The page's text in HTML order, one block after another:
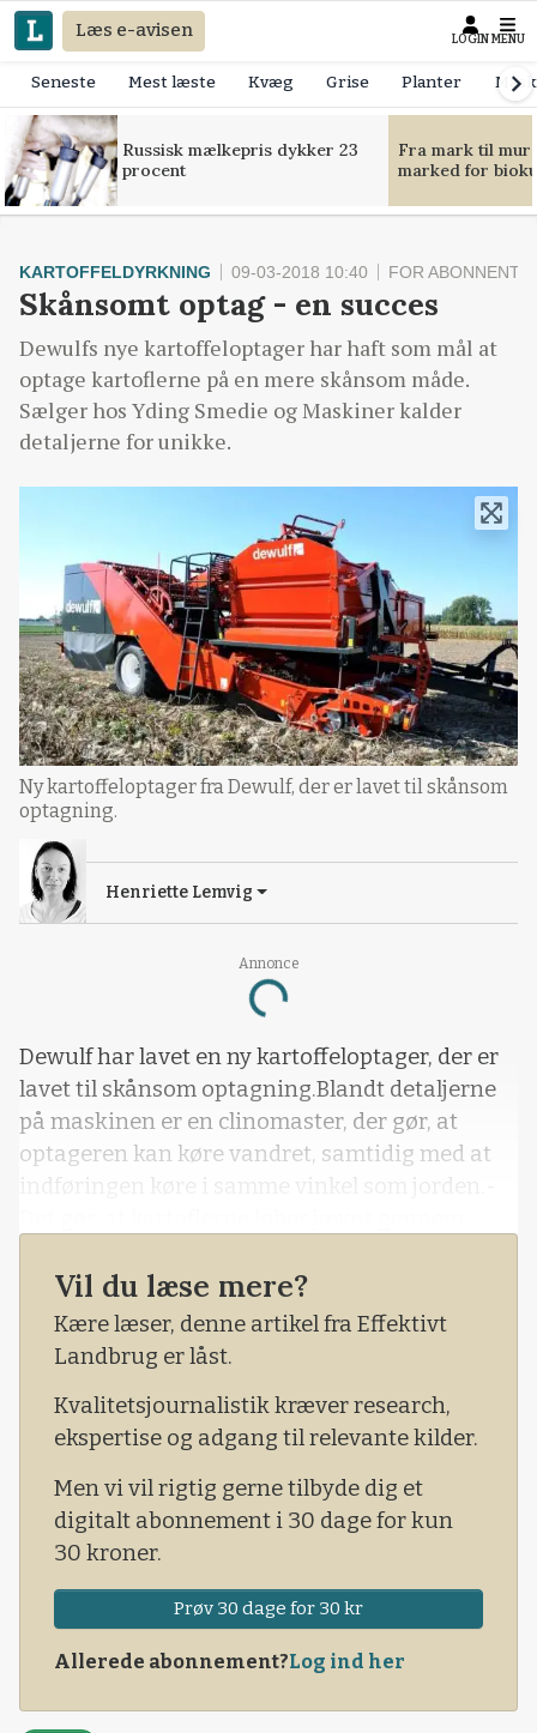
Læs e-avisen LOGIN MENU
Seneste Mest læste Kvæg Grise Planter
Russisk mælkepris dykker 23
procent
Fra mark til
marked for
Annonce
Loading...
KARTOFFELDYRKNING 09-03-2018 10:40 FOR
Skånsomt optag - en succes
Dewulfs nye kartoffeloptager har haft som mål at
optage kartoflerne på en mere skånsom måde.
Sælger hos Yding Smedie og Maskiner kalder
detaljerne for unikke.
Ny kartoffeloptager fra Dewulf, der er lavet til skånsom
optagning.
Henriette Lemvig
Dewulf har lavet en ny kartoffeloptager, der er
lavet til skånsom optagning.Blandt detaljerne
på maskinen er en clinomaster, der gør, at
optageren kan køre vandret, samtidig med at
indføringen køre i samme vinkel som jorden.-
store mængder af jord i maskinen, siger Søren
Trads Møller, sælger hos Yding Smedie og
Maskiner.
Vil du læse mere?
Kære læser, denne artikel fra Effektivt
Landbrug er låst.
Kvalitetsjournalistik kræver research,
ekspertise og adgang til relevante kilder.
Men vi vil rigtig gerne tilbyde dig et
digitalt abonnement i 30 dage for kun
30 kroner.
Prøv 30 dage for 30 kr
Allerede abonnement?Log ind her